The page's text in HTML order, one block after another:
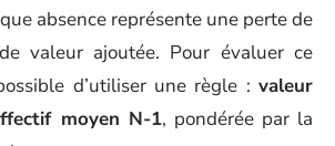
absence représente une perte de
valeur ajoutée. Pour évaluer ce
d’utiliser une règle : valeur
moyen N-1, pondérée par la